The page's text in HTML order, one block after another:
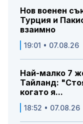
Нов военен
Турция и
взаимно
19:01 • 07.08.26
Най-малко 7
Тайланд:
когато я...
18:52 • 07.08.26